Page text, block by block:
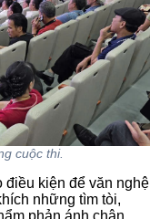
cuộc thi.
điều kiện để văn nghệ
những tìm tòi,